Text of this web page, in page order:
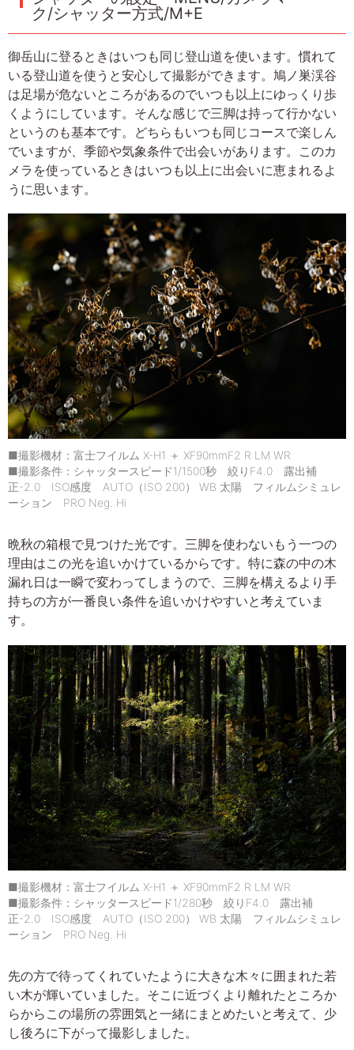
ク/シャッター方式/M+E
御岳山に登るときはいつも同じ登山道を使います。慣れて
いる登山道を使うと安心して撮影ができます。鳩ノ巣渓谷
は足場が危ないところがあるのでいつも以上にゆっくり歩
くようにしています。そんな感じで三脚は持って行かない
というのも基本です。どちらもいつも同じコースで楽しん
でいますが、季節や気象条件で出会いがあります。このカ
メラを使っているときはいつも以上に出会いに恵まれるよ
うに思います。
■撮影機材：富士フイルム X-H1 ＋ XF90mmF2 R LM WR
■撮影条件：シャッタースピード1/1500秒 絞りF4.0 露出補
正-2.0 ISO感度 AUTO（ISO 200） WB 太陽 フィルムシミュレ
ーション PRO Neg. Hi
晩秋の箱根で見つけた光です。三脚を使わないもう一つの
理由はこの光を追いかけているからです。特に森の中の木
漏れ日は一瞬で変わってしまうので、三脚を構えるより手
持ちの方が一番良い条件を追いかけやすいと考えていま
す。
■撮影機材：富士フイルム X-H1 ＋ XF90mmF2 R LM WR
■撮影条件：シャッタースピード1/280秒 絞りF4.0 露出補
正-2.0 ISO感度 AUTO（ISO 200） WB 太陽 フィルムシミュレ
ーション PRO Neg. Hi
先の方で待ってくれていたように大きな木々に囲まれた若
い木が輝いていました。そこに近づくより離れたところか
らからこの場所の雰囲気と一緒にまとめたいと考えて、少
し後ろに下がって撮影しました。